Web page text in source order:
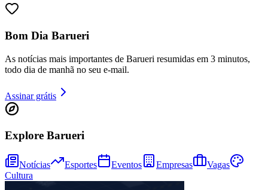
Vitória
Bom Dia Barueri
As notícias mais importantes de Barueri resumidas em 3 minutos,
todo dia de manhã no seu e-mail.
Assinar grátis
Explore Barueri
Notícias Esportes Eventos Empresas
Vagas
Cultura